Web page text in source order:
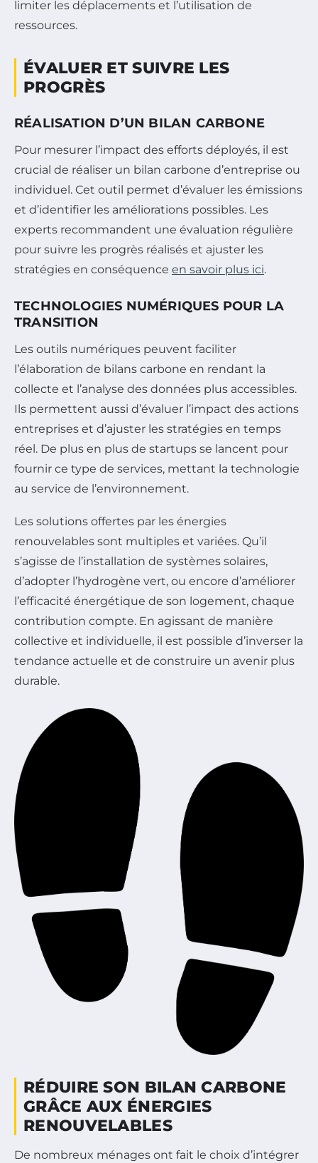
limiter les déplacements et l’utilisation de
ressources.
ÉVALUER ET SUIVRE LES
PROGRÈS
RÉALISATION D’UN BILAN CARBONE
Pour mesurer l’impact des efforts déployés, il est
crucial de réaliser un bilan carbone d’entreprise ou
individuel. Cet outil permet d’évaluer les émissions
et d’identifier les améliorations possibles. Les
experts recommandent une évaluation régulière
pour suivre les progrès réalisés et ajuster les
stratégies en conséquence en savoir plus ici.
TECHNOLOGIES NUMÉRIQUES POUR LA
TRANSITION
Les outils numériques peuvent faciliter
l’élaboration de bilans carbone en rendant la
collecte et l’analyse des données plus accessibles.
Ils permettent aussi d’évaluer l’impact des actions
entreprises et d’ajuster les stratégies en temps
réel. De plus en plus de startups se lancent pour
fournir ce type de services, mettant la technologie
au service de l’environnement.
Les solutions offertes par les énergies
renouvelables sont multiples et variées. Qu’il
s’agisse de l’installation de systèmes solaires,
d’adopter l’hydrogène vert, ou encore d’améliorer
l’efficacité énergétique de son logement, chaque
contribution compte. En agissant de manière
collective et individuelle, il est possible d’inverser la
tendance actuelle et de construire un avenir plus
durable.
RÉDUIRE SON BILAN CARBONE
GRÂCE AUX ÉNERGIES
RENOUVELABLES
De nombreux ménages ont fait le choix d’intégrer